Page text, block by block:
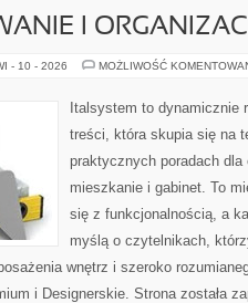
I
- 10 - 2026 MOŻLIWOŚĆ
Italsystem to dynamicznie
treści, która skupia się na
praktycznych poradach
mieszkanie i gabinet. To
się z funkcjonalnością, a
myślą o czytelnikach,
wnętrz i szeroko
i Designerskie. Strona została